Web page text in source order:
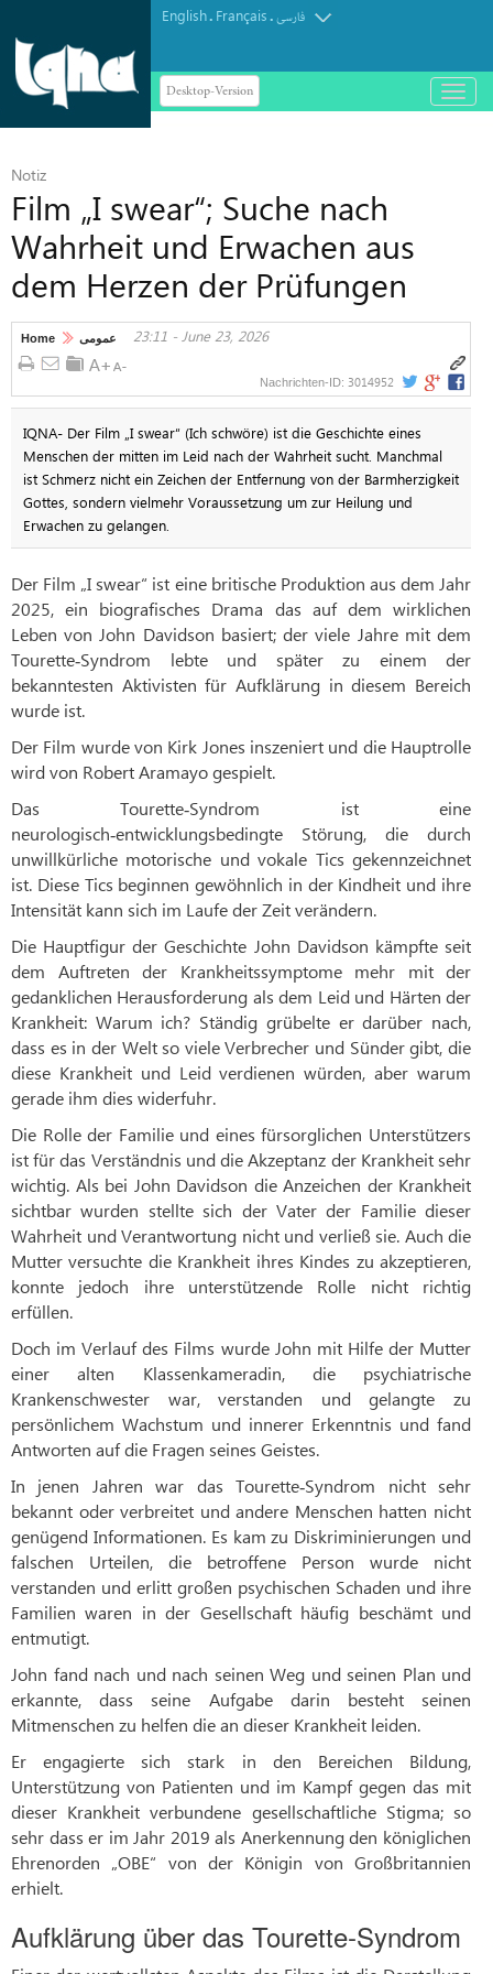
English. Français.فارسی
Desktop-Version
باز
و
Notiz
Film „I swear“; Suche nach
Wahrheit und Erwachen aus
dem Herzen der Prüfungen
Home عمومی 23:11 - June 23, 2026
Nachrichten-ID: 3014952
IQNA- Der Film „I swear“ (Ich schwöre) ist die Geschichte eines
Menschen der mitten im Leid nach der Wahrheit sucht. Manchmal
ist Schmerz nicht ein Zeichen der Entfernung von der Barmherzigkeit
Gottes, sondern vielmehr Voraussetzung um zur Heilung und
Erwachen zu gelangen.
Der Film „I swear“ ist eine britische Produktion aus dem Jahr
2025, ein biografisches Drama das auf dem wirklichen
Leben von John Davidson basiert; der viele Jahre mit dem
Tourette‑Syndrom lebte und später zu einem der
bekanntesten Aktivisten für Aufklärung in diesem Bereich
wurde ist.
Der Film wurde von Kirk Jones inszeniert und die Hauptrolle
wird von Robert Aramayo gespielt.
Das Tourette‑Syndrom ist eine
neurologisch‑entwicklungsbedingte Störung, die durch
unwillkürliche motorische und vokale Tics gekennzeichnet
ist. Diese Tics beginnen gewöhnlich in der Kindheit und ihre
Intensität kann sich im Laufe der Zeit verändern.
Die Hauptfigur der Geschichte John Davidson kämpfte seit
dem Auftreten der Krankheitssymptome mehr mit der
gedanklichen Herausforderung als dem Leid und Härten der
Krankheit: Warum ich? Ständig grübelte er darüber nach,
dass es in der Welt so viele Verbrecher und Sünder gibt, die
diese Krankheit und Leid verdienen würden, aber warum
gerade ihm dies widerfuhr.
Die Rolle der Familie und eines fürsorglichen Unterstützers
ist für das Verständnis und die Akzeptanz der Krankheit sehr
wichtig. Als bei John Davidson die Anzeichen der Krankheit
sichtbar wurden stellte sich der Vater der Familie dieser
Wahrheit und Verantwortung nicht und verließ sie. Auch die
Mutter versuchte die Krankheit ihres Kindes zu akzeptieren,
konnte jedoch ihre unterstützende Rolle nicht richtig
erfüllen.
Doch im Verlauf des Films wurde John mit Hilfe der Mutter
einer alten Klassenkameradin, die psychiatrische
Krankenschwester war, verstanden und gelangte zu
persönlichem Wachstum und innerer Erkenntnis und fand
Antworten auf die Fragen seines Geistes.
In jenen Jahren war das Tourette‑Syndrom nicht sehr
bekannt oder verbreitet und andere Menschen hatten nicht
genügend Informationen. Es kam zu Diskriminierungen und
falschen Urteilen, die betroffene Person wurde nicht
verstanden und erlitt großen psychischen Schaden und ihre
Familien waren in der Gesellschaft häufig beschämt und
entmutigt.
John fand nach und nach seinen Weg und seinen Plan und
erkannte, dass seine Aufgabe darin besteht seinen
Mitmenschen zu helfen die an dieser Krankheit leiden.
Er engagierte sich stark in den Bereichen Bildung,
Unterstützung von Patienten und im Kampf gegen das mit
dieser Krankheit verbundene gesellschaftliche Stigma; so
sehr dass er im Jahr 2019 als Anerkennung den königlichen
Ehrenorden „OBE“ von der Königin von Großbritannien
erhielt.
Aufklärung über das Tourette‑Syndrom